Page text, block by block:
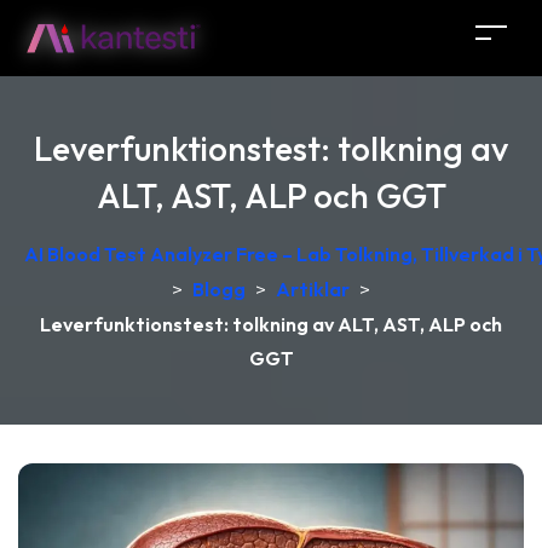
Leverfunktionstest: tolkning av
ALT, AST, ALP och GGT
AI Blood Test Analyzer Free – Lab Tolkning, Tillverkad i
> Blogg > Artiklar >
Leverfunktionstest: tolkning av ALT, AST, ALP och
GGT